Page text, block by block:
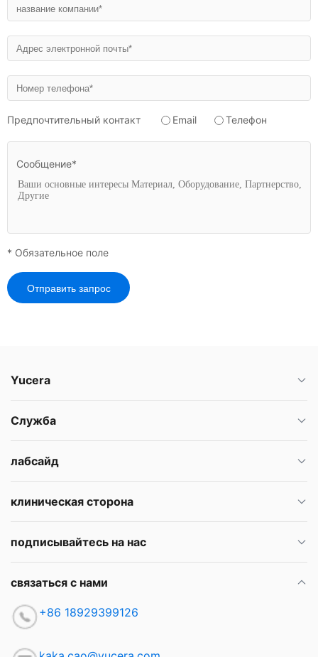
Предпочтительный контакт Email Телефон
Сообщение*
* Обязательное поле
Отправить запрос
Yucera
Служба
лабсайд
клиническая сторона
подписывайтесь на нас
связаться с нами
+86 18929399126